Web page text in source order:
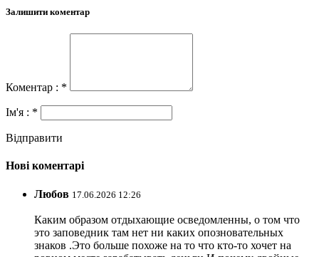
Залишити коментар
Коментар : *
Ім'я : *
Відправити
Нові коментарі
Любов 17.06.2026 12:26
Каким образом отдыхающие осведомленны, о том что
это заповедник там нет ни каких опозновательных
знаков .Это больше похоже на то что кто-то хочет на